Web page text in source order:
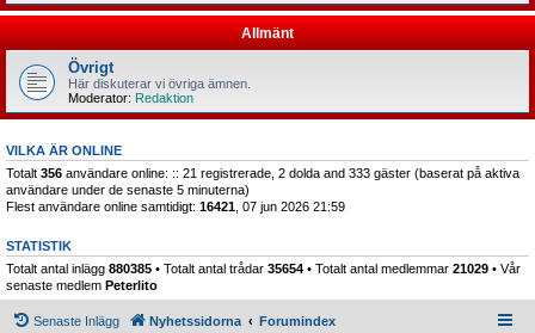
Allmänt
Övrigt
Här diskuterar vi övriga ämnen.
Moderator: Redaktion
VILKA ÄR ONLINE
Totalt 356 användare online: :: 21 registrerade, 2 dolda and 333 gäster (baserat på aktiva
användare under de senaste 5 minuterna)
Flest användare online samtidigt: 16421 , 07 jun 2026 21:59
STATISTIK
Totalt antal inlägg 880385 • Totalt antal trådar 35654 • Totalt antal medlemmar 21029 • Vår
senaste medlem Peterlito
Senaste Inlägg Nyhetssidorna Forumindex